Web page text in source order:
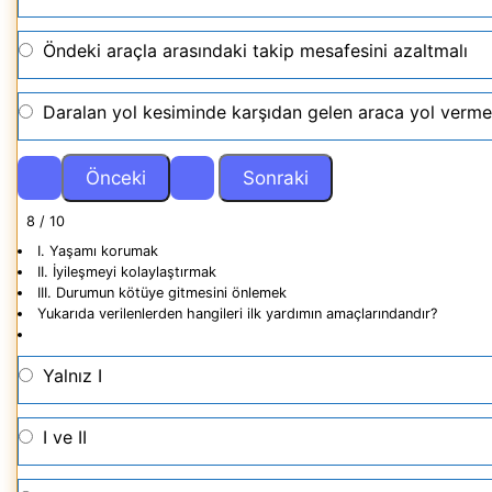
Öndeki araçla arasındaki takip mesafesini azaltmalı
Daralan yol kesiminde karşıdan gelen araca yol
8 / 10
I. Yaşamı korumak
II. İyileşmeyi kolaylaştırmak
III. Durumun kötüye gitmesini önlemek
Yukarıda verilenlerden hangileri ilk yardımın amaçlarındandır?
Yalnız I
I ve II